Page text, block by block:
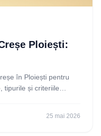
Ploiești:
în Ploiești pentru
tipurile și criteriile
25 mai 2026